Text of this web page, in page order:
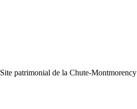
Site patrimonial de la Chute-Montmorency